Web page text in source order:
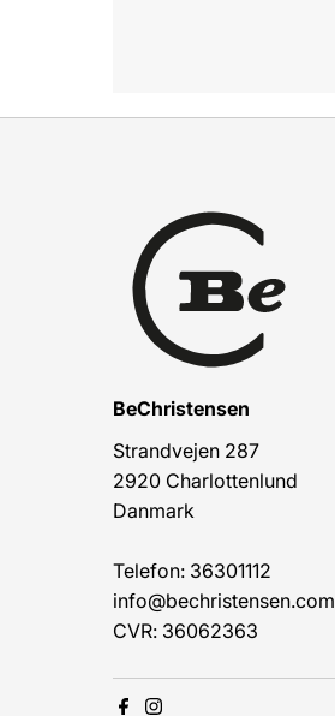
BeChristensen
Strandvejen 287
2920 Charlottenlund
Danmark
Telefon: 36301112
info@bechristensen.com
CVR: 36062363